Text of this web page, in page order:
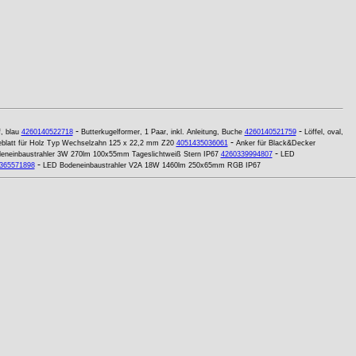
blau 4260140522718- Butterkugelformer, 1 Paar, inkl. Anleitung, Buche 4260140521759- Löffel, oval,
für Holz Typ Wechselzahn 125 x 22,2 mm Z20 4051435036061- Anker für Black&Decker
3W 270lm 100x55mm Tageslichtweiß Stern IP67 4260339994807- LED
- LED Bodeneinbaustrahler V2A 18W 1460lm 250x65mm RGB IP67